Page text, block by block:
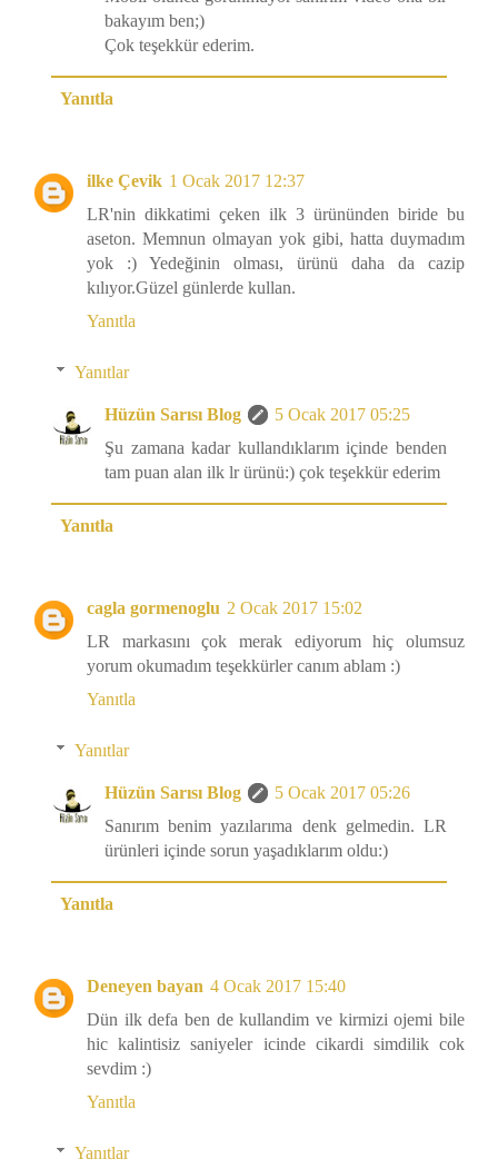
bakayım ben;)
Çok teşekkür ederim.
Yanıtla
ilke Çevik 1 Ocak 2017 12:37
LR'nin dikkatimi çeken ilk 3 ürününden biride bu
aseton. Memnun olmayan yok gibi, hatta duymadım
yok :) Yedeğinin olması, ürünü daha da cazip
kılıyor.Güzel günlerde kullan.
Yanıtla
Yanıtlar
Hüzün Sarısı Blog
5 Ocak 2017 05:25
Şu zamana kadar kullandıklarım içinde benden
tam puan alan ilk lr ürünü:) çok teşekkür ederim
Yanıtla
cagla gormenoglu 2 Ocak 2017 15:02
LR markasını çok merak ediyorum hiç olumsuz
yorum okumadım teşekkürler canım ablam :)
Yanıtla
Yanıtlar
Hüzün Sarısı Blog
5 Ocak 2017 05:26
Sanırım benim yazılarıma denk gelmedin. LR
ürünleri içinde sorun yaşadıklarım oldu:)
Yanıtla
Deneyen bayan 4 Ocak 2017 15:40
Dün ilk defa ben de kullandim ve kirmizi ojemi bile
hic kalintisiz saniyeler icinde cikardi simdilik cok
sevdim :)
Yanıtla
Yanıtlar